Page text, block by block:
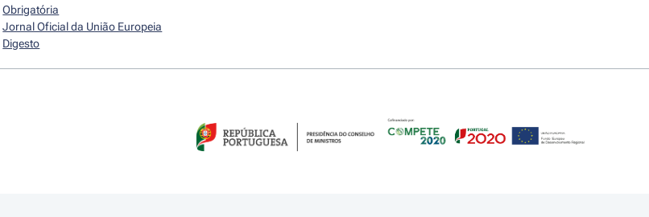
Obrigatória
Jornal Oficial da União Europeia
Digesto